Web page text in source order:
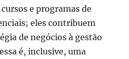
e programas de
eles contribuem
de negócios à gestão
é, inclusive, uma